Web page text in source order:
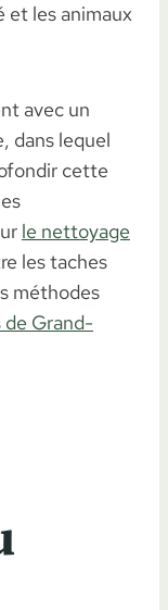
et les animaux
avec un
dans lequel
cette
le nettoyage
les taches
méthodes
Grand-